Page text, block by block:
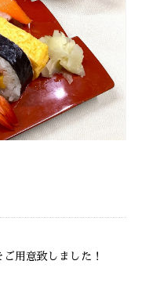
用意致しました！